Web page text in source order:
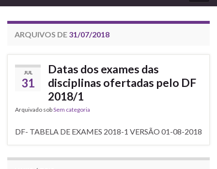
ARQUIVOS DE 31/07/2018
JUL
31
Datas dos exames das
disciplinas ofertadas pelo DF
2018/1
Arquivado sobSem categoria
DF- TABELA DE EXAMES 2018-1 VERSÃO 01-08-2018